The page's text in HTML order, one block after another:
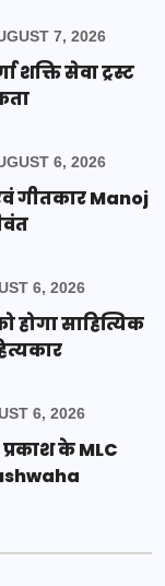
7, 2026
शक्ति सेवा ट्रस्ट
6, 2026
गीतकार Manoj
6, 2026
होगा साहित्यिक
6, 2026
के MLC